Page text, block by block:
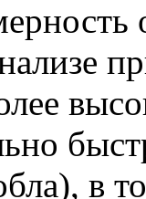
в